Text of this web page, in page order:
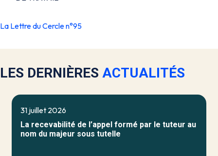
La Lettre du Cercle n°95
LES DERNIÈRES ACTUALITÉS
31 juillet 2026
La recevabilité de l’appel formé par le tuteur au
nom du majeur sous tutelle